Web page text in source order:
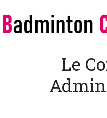
au
contenu
Le